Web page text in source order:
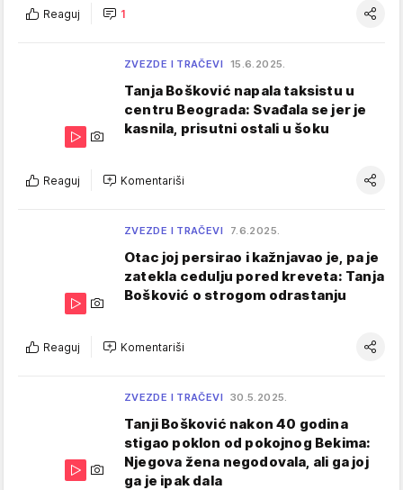
Reaguj 1
ZVEZDE I TRAČEVI 15.6.2025.
Tanja Bošković napala taksistu u
centru Beograda: Svađala se jer je
kasnila, prisutni ostali u šoku
Reaguj Komentariši
ZVEZDE I TRAČEVI 7.6.2025.
Otac joj persirao i kažnjavao je, pa je
zatekla cedulju pored kreveta: Tanja
Bošković o strogom odrastanju
Reaguj Komentariši
ZVEZDE I TRAČEVI 30.5.2025.
Tanji Bošković nakon 40 godina
stigao poklon od pokojnog Bekima:
Njegova žena negodovala, ali ga joj
ga je ipak dala